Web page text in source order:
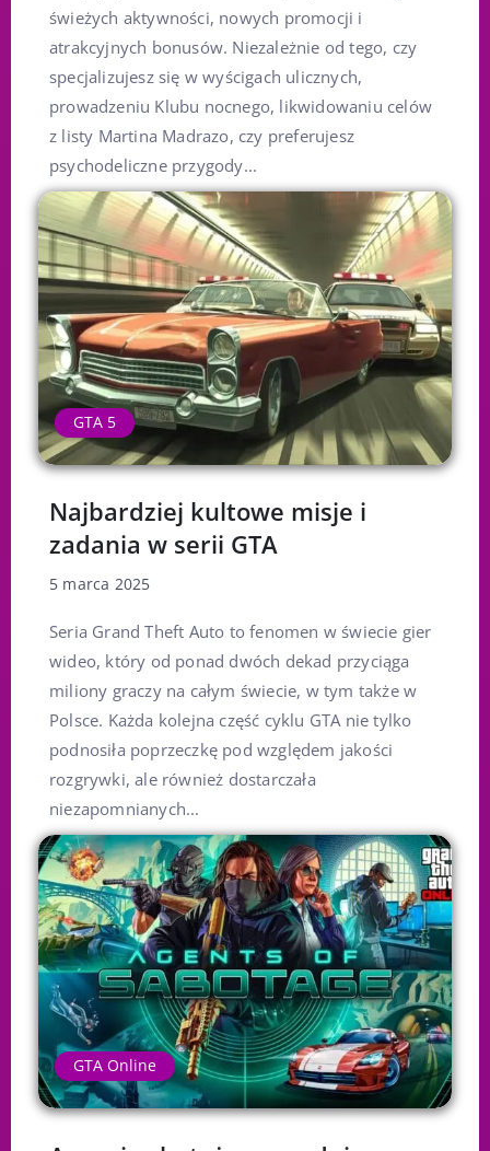
świeżych aktywności, nowych promocji i
atrakcyjnych bonusów. Niezależnie od tego, czy
specjalizujesz się w wyścigach ulicznych,
prowadzeniu Klubu nocnego, likwidowaniu celów
z listy Martina Madrazo, czy preferujesz
psychodeliczne przygody...
GTA 5
Najbardziej kultowe misje i
zadania w serii GTA
5 marca 2025
Seria Grand Theft Auto to fenomen w świecie gier
wideo, który od ponad dwóch dekad przyciąga
miliony graczy na całym świecie, w tym także w
Polsce. Każda kolejna część cyklu GTA nie tylko
podnosiła poprzeczkę pod względem jakości
rozgrywki, ale również dostarczała
niezapomnianych...
GTA Online